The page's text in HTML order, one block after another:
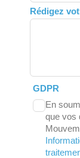
Rédigez
GDPR
En
que vos